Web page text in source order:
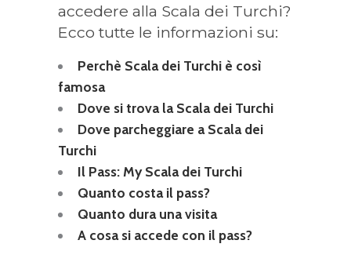
accedere alla Scala dei Turchi?
Ecco tutte le informazioni su:
Perchè Scala dei Turchi è così
famosa
Dove si trova la Scala dei Turchi
Dove parcheggiare a Scala dei
Turchi
Il Pass: My Scala dei Turchi
Quanto costa il pass?
Quanto dura una visita
A cosa si accede con il pass?